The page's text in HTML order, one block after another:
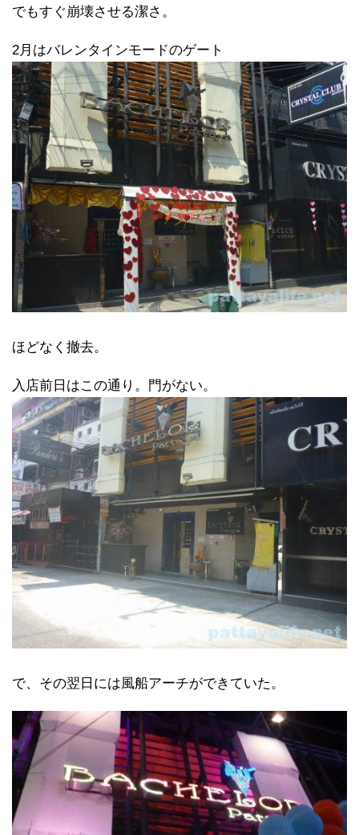
でもすぐ崩壊させる潔さ。
2月はバレンタインモードのゲート
ほどなく撤去。
入店前日はこの通り。門がない。
で、その翌日には風船アーチができていた。